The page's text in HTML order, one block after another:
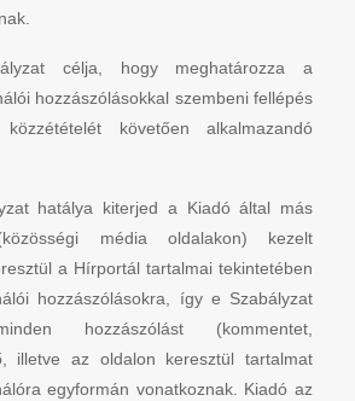
célja, hogy meghatározza a
hozzászólásokkal szembeni fellépés
követően alkalmazandó
hatálya kiterjed a Kiadó által más
média oldalakon) kezelt
a Hírportál tartalmai tekintetében
hozzászólásokra, így e Szabályzat
hozzászólást (kommentet,
illetve az oldalon keresztül tartalmat
egyformán vonatkoznak. Kiadó az